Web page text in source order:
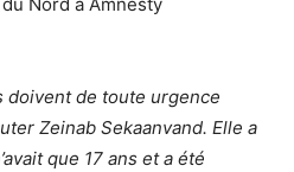
doivent de toute urgence
Zeinab Sekaanvand. Elle a
que 17 ans et a été